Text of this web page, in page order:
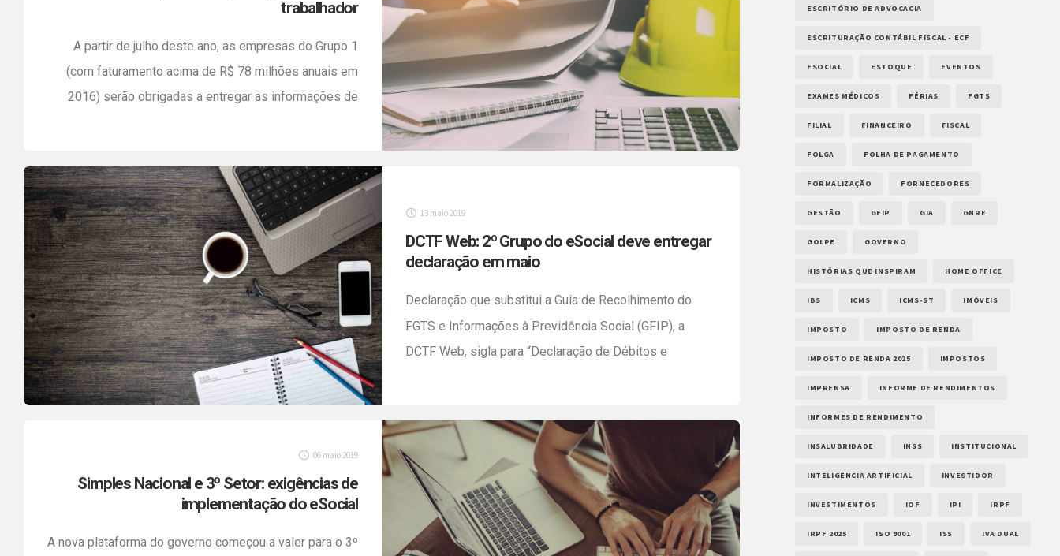
trabalhador
A partir de julho deste ano, as empresas do Grupo 1
(com faturamento acima de R$ 78 milhões anuais em
2016) serão obrigadas a entregar as informações de
organização das companhias, por isso é fundamental se
preparar antecipadamente para […]
13 maio 2019
DCTF Web: 2º Grupo do eSocial deve entregar
declaração em maio
Declaração que substitui a Guia de Recolhimento do
FGTS e Informações à Previdência Social (GFIP), a
DCTF Web, sigla para “Declaração de Débitos e
eSocial (cujo faturamento ficou acima de R$ 4,8 milhões
em 2017 e […]
06 maio 2019
Simples Nacional e 3º Setor: exigências de
implementação do eSocial
A nova plataforma do governo começou a valer para o 3º
ESCRITÓRIO DE ADVOCACIA
ESCRITURAÇÃO CONTÁBIL FISCAL - ECF
ESOCIAL ESTOQUE EVENTOS
EXAMES MÉDICOS FÉRIAS FGTS
FILIAL FINANCEIRO FISCAL
FOLGA FOLHA DE PAGAMENTO
FORMALIZAÇÃO FORNECEDORES
GESTÃO GFIP GIA GNRE
GOLPE GOVERNO
HISTÓRIAS QUE INSPIRAM HOME OFFICE
IBS ICMS ICMS-ST IMÓVEIS
IMPOSTO IMPOSTO DE RENDA
IMPOSTO DE RENDA 2025 IMPOSTOS
IMPRENSA INFORME DE RENDIMENTOS
INFORMES DE RENDIMENTO
INSALUBRIDADE INSS INSTITUCIONAL
INTELIGÊNCIA ARTIFICIAL INVESTIDOR
INVESTIMENTOS IOF IPI IRPF
IRPF 2025 ISO 9001 ISS IVA DUAL